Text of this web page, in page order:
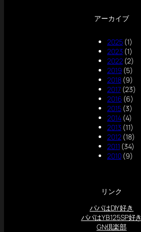
アーカイブ
2025(1)
2023 (1)
2022(2)
2019 (5)
2018(9)
2017(23)
2016 (6)
2015(3)
2014(4)
2013 (11)
2012(18)
2011 (34)
2010(9)
リンク
パパはDIY好き
パパはYB125SP好き
GN倶楽部